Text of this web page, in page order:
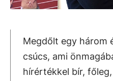
Megdőlt egy három
csúcs, ami
hírértékkel bír,